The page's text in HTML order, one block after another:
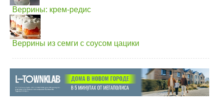
Веррины: крем-редис
Веррины из семги с соусом цацики